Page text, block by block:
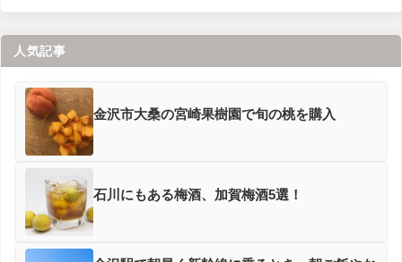
人気記事
金沢市大桑の宮崎果樹園で旬の桃を購入
石川にもある梅酒、加賀梅酒5選！